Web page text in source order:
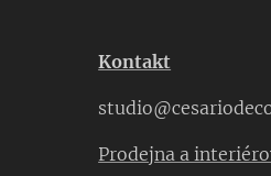
Kontakt
Prodejna a